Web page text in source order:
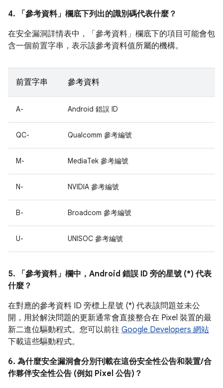
4. 「參考資料」 欄底下列出的識別碼代表什麼？
在安全漏洞詳情表中，「參考資料」 欄底下的項目可能會包
含一個前置字串，表示該參考資料值所屬的機構。
前置字串 參考資料
A- Android 錯誤 ID
QC- Qualcomm 參考編號
M- MediaTek 參考編號
N- NVIDIA 參考編號
B- Broadcom 參考編號
U- UNISOC 參考編號
5. 「參考資料」 欄中，Android 錯誤 ID 旁的星號 (*) 代表
什麼？
在對應的參考資料 ID 旁標上星號 (*) 代表該問題並未公
開，用於解決問題的更新通常會直接整合在 Pixel 裝置的最
新二進位驅動程式。您可以前往 Google Developers 網站
下載這些驅動程式。
6. 為什麼安全漏洞會分別刊載在這份安全性公告和裝置/合
作夥伴安全性公告 (例如 Pixel 公告)？